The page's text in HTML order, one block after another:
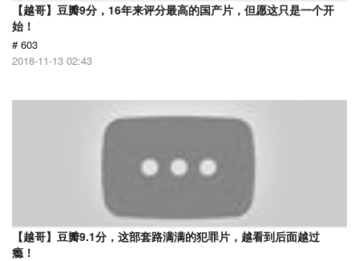
【越哥】豆瓣9分，16年来评分最高的国产片，但愿这只是一个开
始！
# 603
2018-11-13 02:43
【越哥】豆瓣9.1分，这部套路满满的犯罪片，越看到后面越过
瘾！